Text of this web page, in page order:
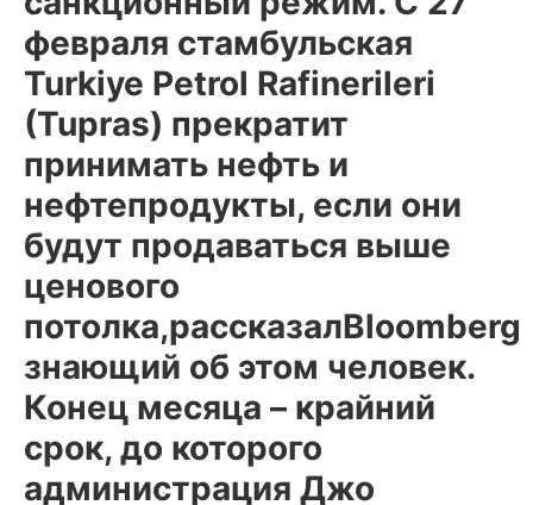
февраля стамбульская
Turkiye Petrol Rafinerileri
(Tupras) прекратит
принимать нефть и
нефтепродукты, если они
будут продаваться выше
ценового
потолка,рассказалBloomberg
знающий об этом человек.
Конец месяца – крайний
срок, до которого
администрация Джо